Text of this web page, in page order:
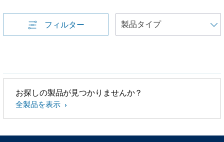
フィルター
お探しの製品が見つかりませんか？
全製品を表示